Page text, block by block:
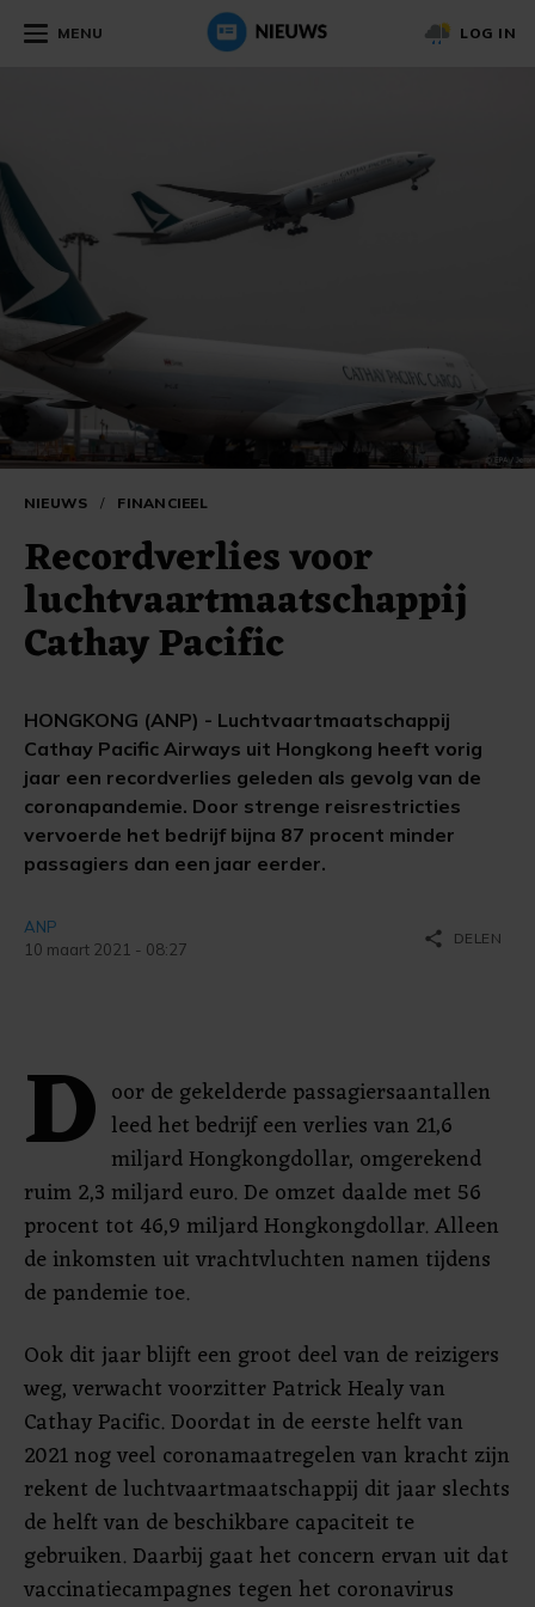
MENU LOG IN
NIEUWS / FINANCIEEL
Recordverlies voor
luchtvaartmaatschappij
Cathay Pacific
HONGKONG (ANP) - Luchtvaartmaatschappij
Cathay Pacific Airways uit Hongkong heeft vorig
jaar een recordverlies geleden als gevolg van de
coronapandemie. Door strenge reisrestricties
vervoerde het bedrijf bijna 87 procent minder
passagiers dan een jaar eerder.
ANP
10 maart 2021 - 08:27
share DELEN
D oor de gekelderde passagiersaantallen
leed het bedrijf een verlies van 21,6
miljard Hongkongdollar, omgerekend
ruim 2,3 miljard euro. De omzet daalde met 56
procent tot 46,9 miljard Hongkongdollar. Alleen
de inkomsten uit vrachtvluchten namen tijdens
de pandemie toe.
Ook dit jaar blijft een groot deel van de reizigers
weg, verwacht voorzitter Patrick Healy van
Cathay Pacific. Doordat in de eerste helft van
2021 nog veel coronamaatregelen van kracht zijn
rekent de luchtvaartmaatschappij dit jaar slechts
de helft van de beschikbare capaciteit te
gebruiken. Daarbij gaat het concern ervan uit dat
vaccinatiecampagnes tegen het coronavirus